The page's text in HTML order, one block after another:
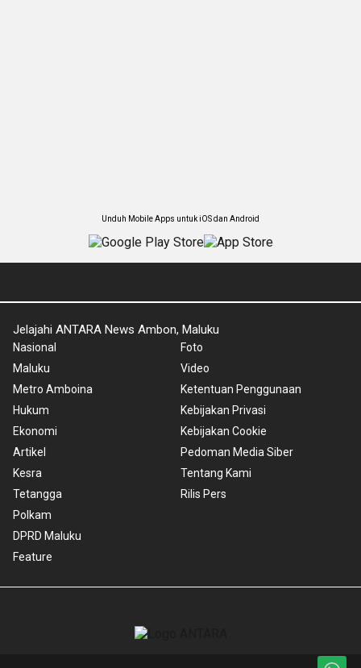
Unduh Mobile Apps untuk iOS dan Android
Jelajahi ANTARA News Ambon, Maluku
Nasional
Maluku
Metro Amboina
Hukum
Ekonomi
Artikel
Kesra
Tetangga
Polkam
DPRD Maluku
Feature
Foto
Video
Ketentuan Penggunaan
Kebijakan Privasi
Kebijakan Cookie
Pedoman Media Siber
Tentang Kami
Rilis Pers